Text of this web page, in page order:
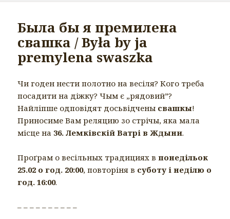
Была бы я премилена
свашка / Była by ja
premylena swaszka
Чи годен нести полотно на весіля? Кого треба
посадити на діжку? Чым є „рядовий”?
Найліпше одповідят досьвідчены свашкы!
Приносиме Вам реляцию зо стрічы, яка мала
місце на36. Лемківскій Ватрі в Ждыни.
Проґрам о весільных традициях впонедільок
25.02 о год. 20:00, повторіня в суботу і неділю о
год. 16:00.
– – – – – – – – – –